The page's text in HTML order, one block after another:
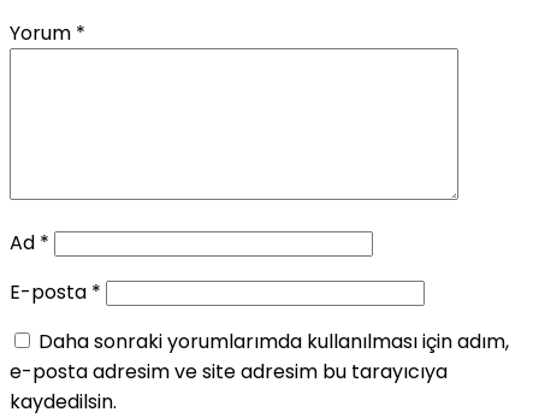
Yorum *
Ad *
E-posta *
Daha sonraki yorumlarımda kullanılması için adım,
e-posta adresim ve site adresim bu tarayıcıya
kaydedilsin.